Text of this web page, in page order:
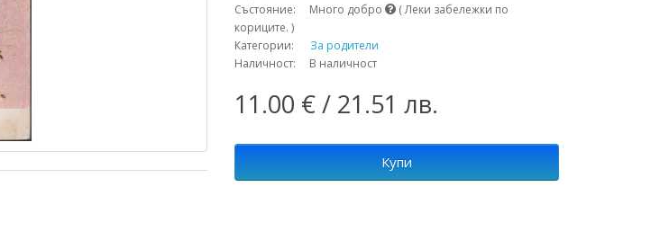
Състояние: Много добро
( Леки забележки по
кориците. )
Категории: За родители
Наличност: В наличност
11.00 € / 21.51 лв.
Купи